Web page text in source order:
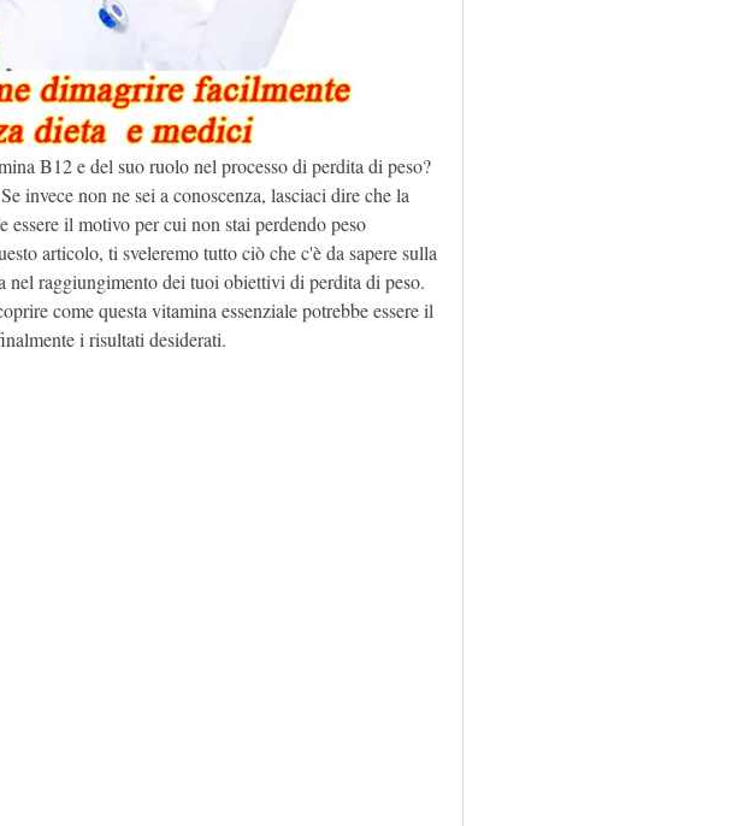
B12 e del suo ruolo nel processo di perdita di peso?
invece non ne sei a conoscenza, lasciaci dire che la
essere il motivo per cui non stai perdendo peso
articolo, ti sveleremo tutto ciò che c'è da sapere sulla
nel raggiungimento dei tuoi obiettivi di perdita di peso.
come questa vitamina essenziale potrebbe essere il
i risultati desiderati.